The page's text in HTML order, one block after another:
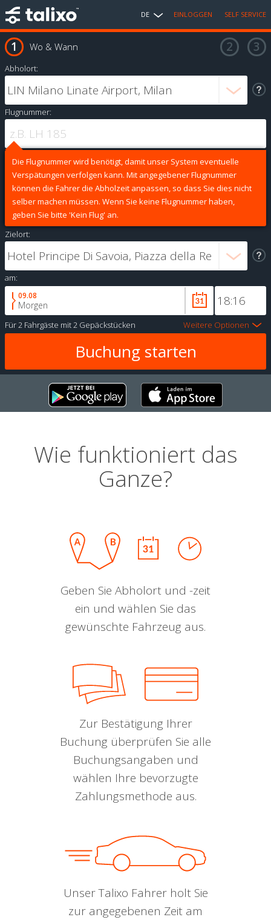
DE EINLOGGEN SELF SERVICE
Wo & Wann
Abholort:
Flugnummer:
Die Flugnummer wird benötigt, damit unser System eventuelle
Verspätungen verfolgen kann. Mit angegebener Flugnummer
können die Fahrer die Abholzeit anpassen, so dass Sie dies nicht
selber machen müssen. Wenn Sie keine Flugnummer haben,
geben Sie bitte 'Kein Flug' an.
Zielort:
am:
09.08
Morgen
Für2 Fahrgäste mit2 Gepäckstücken Weitere Optionen
Wie funktioniert das
Ganze?
Geben Sie Abholort und -zeit
ein und wählen Sie das
gewünschte Fahrzeug aus.
Zur Bestätigung Ihrer
Buchung überprüfen Sie alle
Buchungsangaben und
wählen Ihre bevorzugte
Zahlungsmethode aus.
Unser Talixo Fahrer holt Sie
zur angegebenen Zeit am